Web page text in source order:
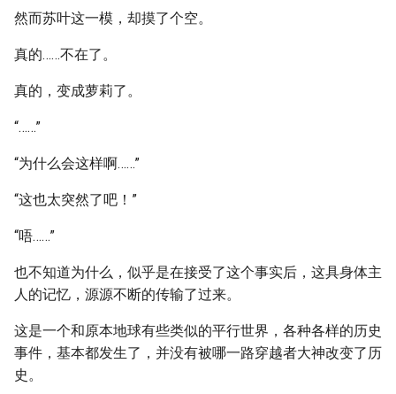
然而苏叶这一模，却摸了个空。
真的……不在了。
真的，变成萝莉了。
“……”
“为什么会这样啊……”
“这也太突然了吧！”
“唔……”
也不知道为什么，似乎是在接受了这个事实后，这具身体主
人的记忆，源源不断的传输了过来。
这是一个和原本地球有些类似的平行世界，各种各样的历史
事件，基本都发生了，并没有被哪一路穿越者大神改变了历
史。